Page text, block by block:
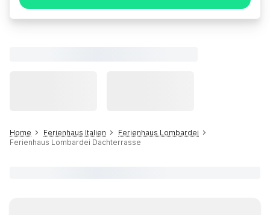
Home Ferienhaus Italien
Ferienhaus Lombardei
Ferienhaus Lombardei Dachterrasse